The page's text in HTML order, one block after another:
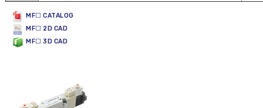
MF☐ CATALOG
MF☐ 2D CAD
MF☐ 3D CAD